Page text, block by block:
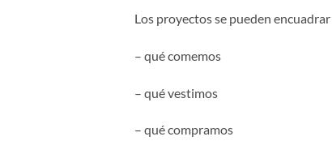
Los proyectos se pueden encuadrar
– qué comemos
– qué vestimos
– qué compramos